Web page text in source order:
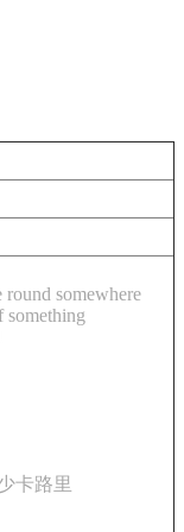
round somewhere
something
卡路里